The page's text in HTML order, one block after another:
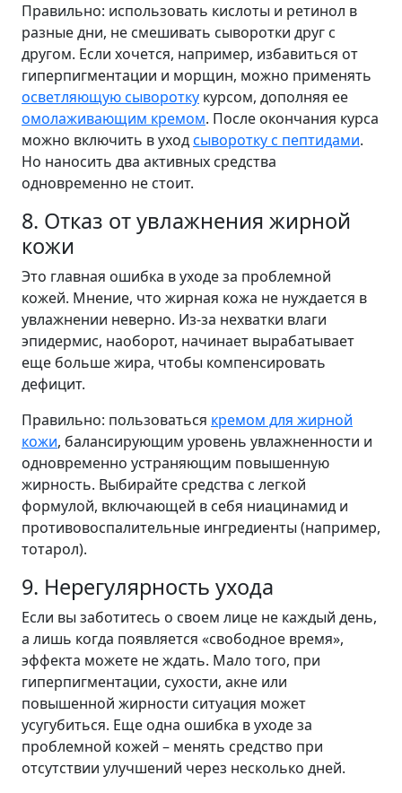
Правильно: использовать кислоты и ретинол в
разные дни, не смешивать сыворотки друг с
другом. Если хочется, например, избавиться от
гиперпигментации и морщин, можно применять
осветляющую сыворотку курсом, дополняя ее
омолаживающим кремом. После окончания курса
можно включить в уходсыворотку с пептидами.
Но наносить два активных средства
одновременно не стоит.
8. Отказ от увлажнения жирной
кожи
Это главная ошибка в уходе за проблемной
кожей. Мнение, что жирная кожа не нуждается в
увлажнении неверно. Из-за нехватки влаги
эпидермис, наоборот, начинает вырабатывает
еще больше жира, чтобы компенсировать
дефицит.
Правильно: пользоваться кремом для жирной
кожи, балансирующим уровень увлажненности и
одновременно устраняющим повышенную
жирность. Выбирайте средства с легкой
формулой, включающей в себя ниацинамид и
противовоспалительные ингредиенты (например,
тотарол).
9. Нерегулярность ухода
Если вы заботитесь о своем лице не каждый день,
а лишь когда появляется «свободное время»,
эффекта можете не ждать. Мало того, при
гиперпигментации, сухости, акне или
повышенной жирности ситуация может
усугубиться. Еще одна ошибка в уходе за
проблемной кожей – менять средство при
отсутствии улучшений через несколько дней.